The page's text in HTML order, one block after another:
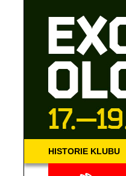
HISTORIE KLUBU